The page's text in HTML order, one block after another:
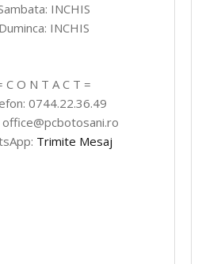
INCHIS
Duminca: INCHIS
C O N T A C T =
0744.22.36.49
office@pcbotosani.ro
Trimite Mesaj